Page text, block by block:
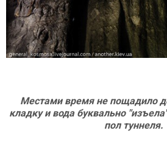
Местами время не пощадило
кладку и вода буквально
пол туннеля.